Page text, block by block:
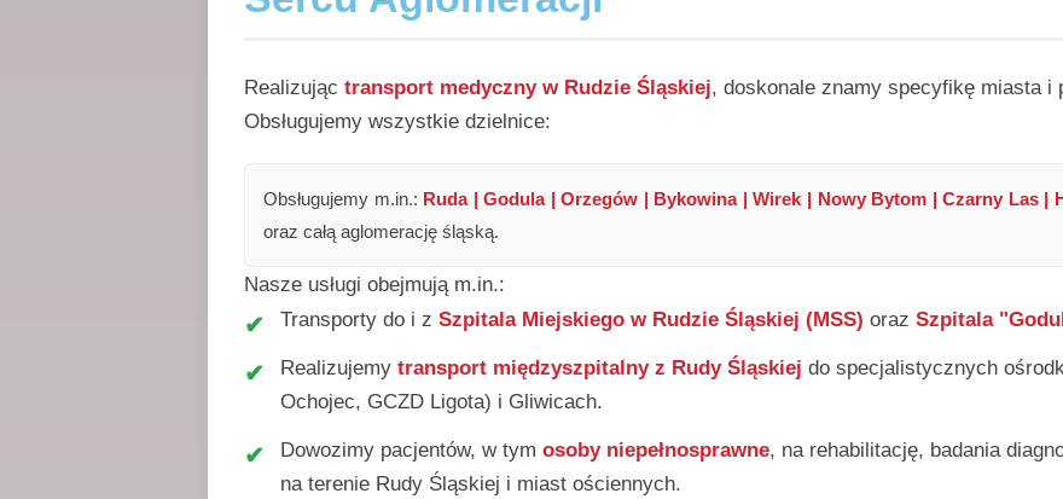
Realizując transport medyczny w Rudzie Śląskiej, doskonale znamy specyfikę miasta i
Obsługujemy wszystkie dzielnice:
Obsługujemy m.in.: Ruda | Godula | Orzegów | Bykowina | Wirek | Nowy Bytom | Czarny Las |
oraz całą aglomerację śląską.
Nasze usługi obejmują m.in.:
Transporty do i z Szpitala Miejskiego w Rudzie Śląskiej (MSS) oraz Szpitala
Realizujemy transport międzyszpitalny z Rudy Śląskiej do specjalistycznych
Ochojec, GCZD Ligota) i Gliwicach.
Dowozimy pacjentów, w tym osoby niepełnosprawne, na rehabilitację, badania
na terenie Rudy Śląskiej i miast ościennych.